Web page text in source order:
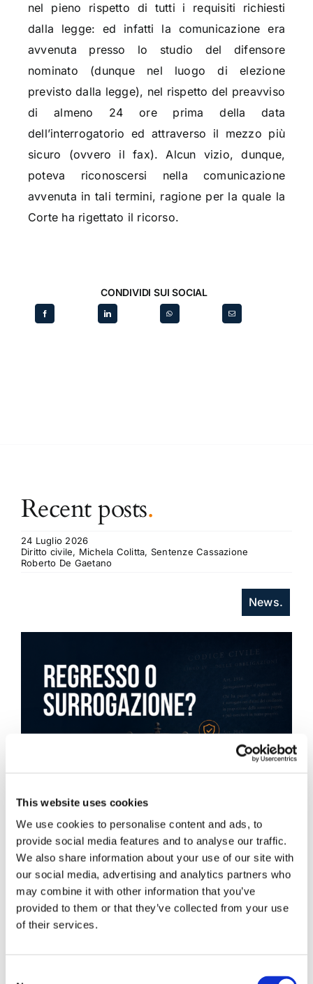
This website uses cookies
We use cookies to personalise content and ads, to
provide social media features and to analyse our traffic.
We also share information about your use of our site with
our social media, advertising and analytics partners who
may combine it with other information that you’ve
provided to them or that they’ve collected from your use
of their services.
nel pieno rispetto di tutti i requisiti richiesti
dalla legge: ed infatti la comunicazione era
avvenuta presso lo studio del difensore
nominato (dunque nel luogo di elezione
previsto dalla legge), nel rispetto del preavviso
di almeno 24 ore prima della data
dell’interrogatorio ed attraverso il mezzo più
sicuro (ovvero il fax). Alcun vizio, dunque,
poteva riconoscersi nella comunicazione
avvenuta in tali termini, ragione per la quale la
Corte ha rigettato il ricorso.
CONDIVIDI SUI SOCIAL
Recent posts.
24 Luglio 2026
Diritto civile, Michela Colitta, Sentenze Cassazione
Roberto De Gaetano
News.
Obbligazioni solidali passive: